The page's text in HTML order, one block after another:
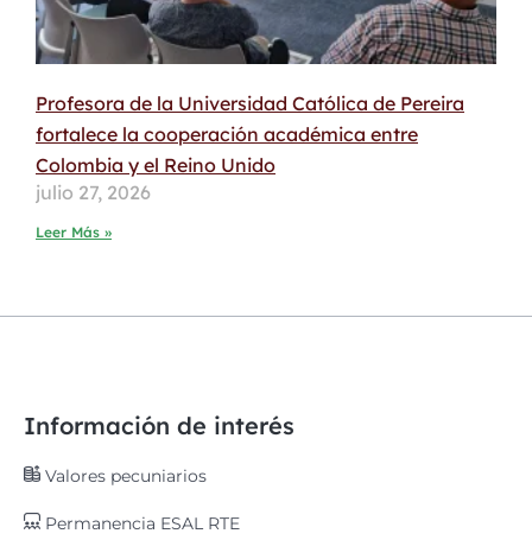
Profesora de la Universidad Católica de Pereira
fortalece la cooperación académica entre
Colombia y el Reino Unido
julio 27, 2026
Leer Más »
Información de interés
Valores pecuniarios
Permanencia ESAL RTE